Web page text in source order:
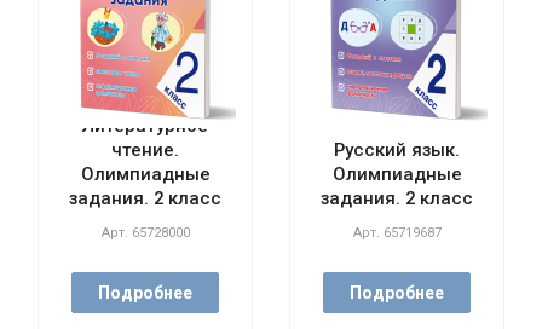
Литературное
чтение.
Олимпиадные
задания. 2 класс
Арт. 65728000
Подробнее
Русский язык.
Олимпиадные
задания. 2 класс
Арт. 65719687
Подробнее